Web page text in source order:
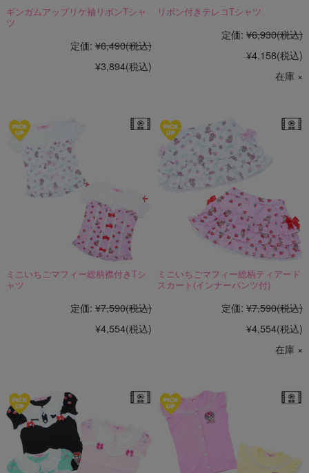
ギンガムアップリケ袖リボンTシャ
ツ
定価: ¥6,490(税込)
¥3,894(税込)
リボン付きテレコTシャツ
定価: ¥6,930(税込)
¥4,158(税込)
在庫 ×
ミニいちごマフィー総柄襟付きTシ
ャツ
定価: ¥7,590(税込)
¥4,554(税込)
ミニいちごマフィー総柄ティアード
スカート(インナーパンツ付)
定価: ¥7,590(税込)
¥4,554(税込)
在庫 ×